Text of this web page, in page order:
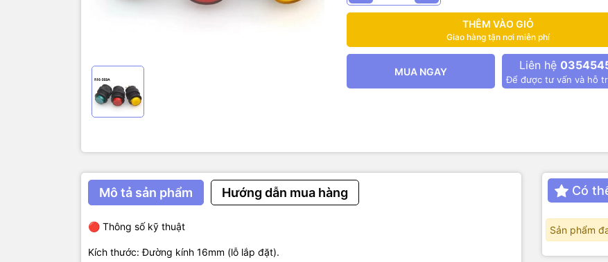
THÊM VÀO GIỎ
Giao hàng tận nơi miễn phí
MUA NGAY Liên hệ
Để được tư vấn và hỗ
Mô tả sản phẩm Hướng dẫn mua hàng
🔴 Thông số kỹ thuật
Kích thước: Đường kính 16mm (lỗ lắp đặt).
Có
Sản phẩm
Chất liệu: nhựa cứng.
Điều khiển bật/tắt thiết bị điện, nguồn DC/AC.
Bảng điều khiển máy móc công nghiệp.